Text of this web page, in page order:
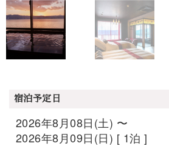
宿泊予定日
2026年8月08日(土) 〜
2026年8月09日(日) [ 1泊 ]